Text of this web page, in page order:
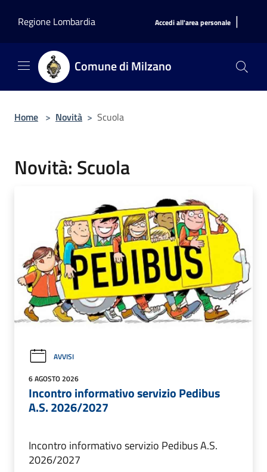
Regione Lombardia
Accedi all'area personale |
Comune di Milzano
Home > Novità > Scuola
Novità: Scuola
AVVISI
6 AGOSTO 2026
Incontro informativo servizio Pedibus
A.S. 2026/2027
Incontro informativo servizio Pedibus A.S.
2026/2027